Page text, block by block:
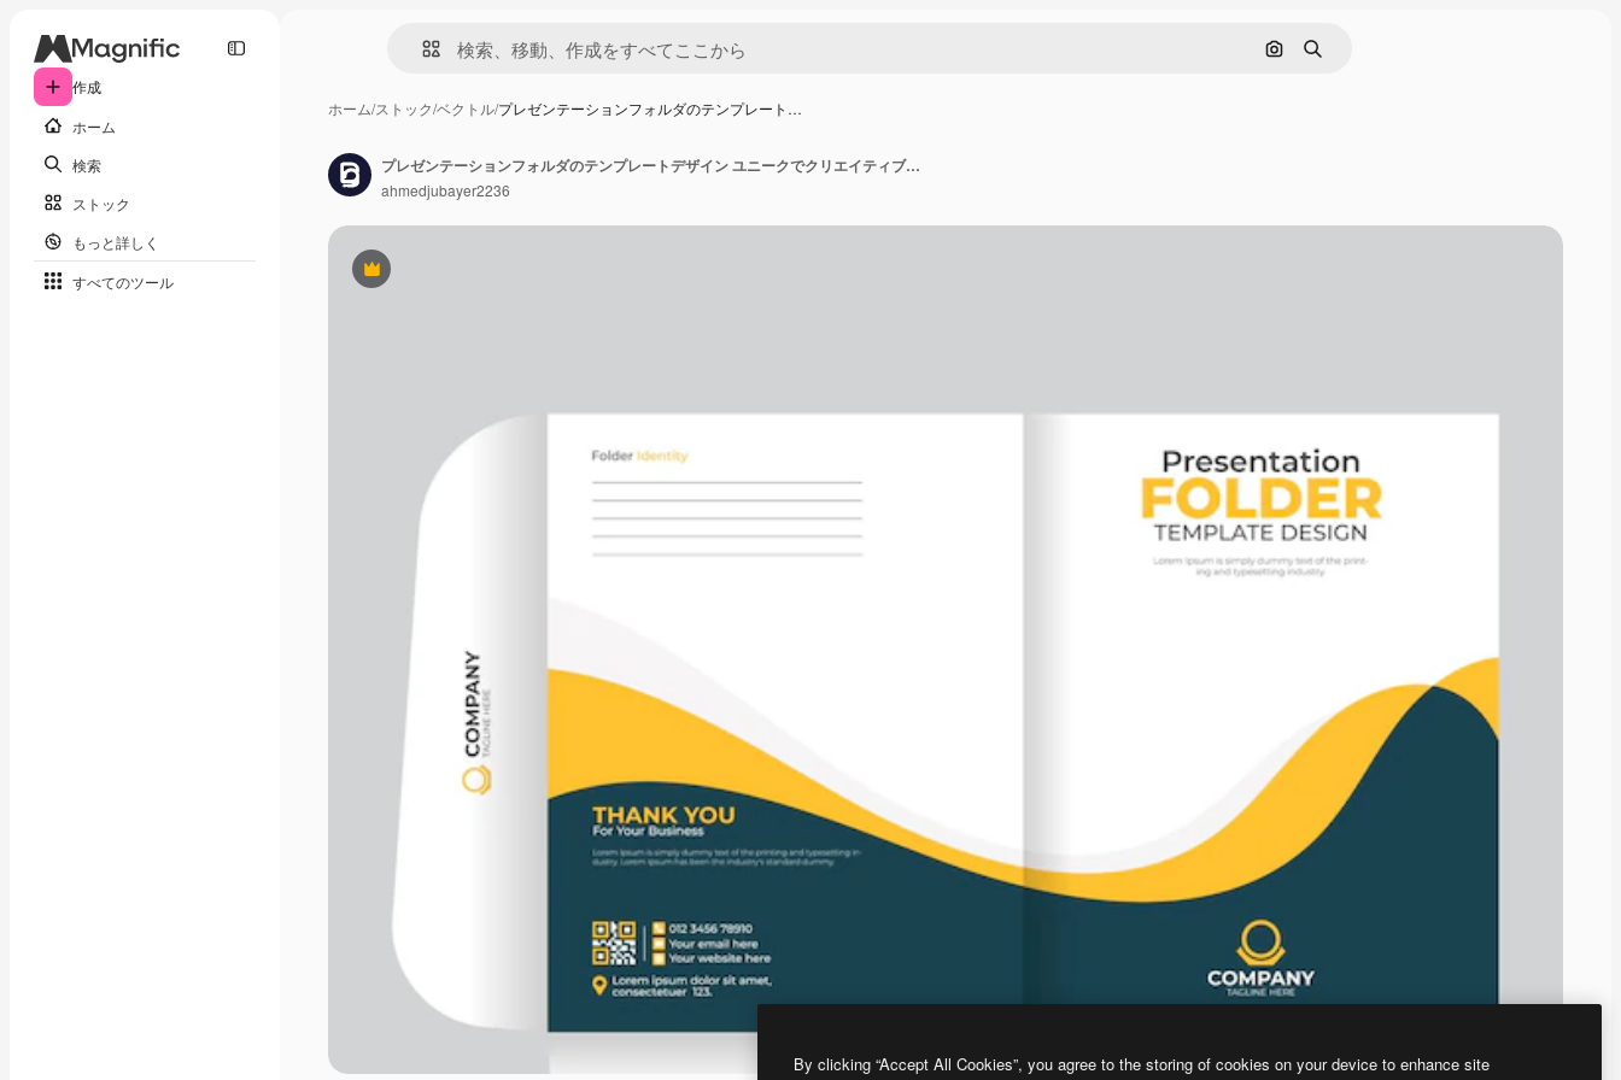
作成
ホーム
検索
ストック
もっと詳しく
すべてのツール
画像で検索
検索
ホーム/ストック/ベクトル/プレゼンテーションフォルダのテンプレート…
Premium
プレゼンテーションフォルダのテンプレートデザイン ユニークでクリエイティブなファイルフォルダデザイン
ahmedjubayer2236
By clicking “Accept All Cookies”, you agree to the storing of cookies on your device to enhance site